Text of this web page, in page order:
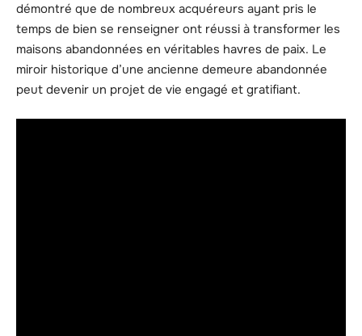
démontré que de nombreux acquéreurs ayant pris le
temps de bien se renseigner ont réussi à transformer les
maisons abandonnées en véritables havres de paix. Le
miroir historique d’une ancienne demeure abandonnée
peut devenir un projet de vie engagé et gratifiant.